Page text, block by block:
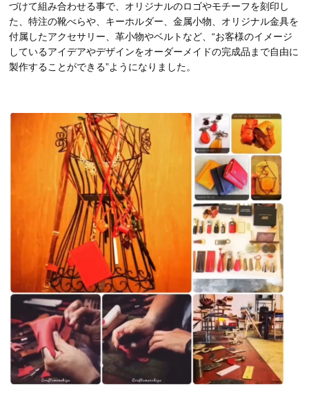
づけて組み合わせる事で、オリジナルのロゴやモチーフを刻印し
た、特注の靴べらや、キーホルダー、金属小物、オリジナル金具を
付属したアクセサリー、革小物やベルトなど、“お客様のイメージ
しているアイデアやデザインをオーダーメイドの完成品まで自由に
製作することができる”ようになりました。